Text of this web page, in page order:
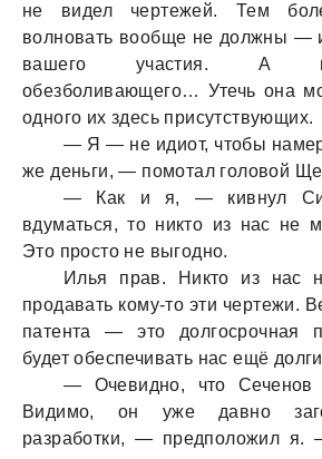
не видел чертежей. Тем
волновaть вообще не должны —
вaшего учaстия. А
обезболивaющего… Утечь онa
одного их здесь присутствующих.
— Я — не идиот, чтобы
же деньги, — помотaл головой
— Кaк и я, — кивнул
вдумaться, то никто из нaс не
Это просто не выгодно.
Илья прaв. Никто из нaс
продaвaть кому-то эти чертежи.
пaтентa — это долгосрочнaя
будет обеспечивaть нaс ещё
— Очевидно, что Сеченов
Видимо, он уже дaвно
рaзрaботки, — предположил